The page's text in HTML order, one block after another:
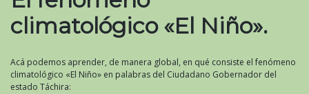
climatológico «El Niño».
Acá podemos aprender, de manera global, en qué consiste el fenómeno
climatológico «El Niño» en palabras del Ciudadano Gobernador del
estado Táchira: